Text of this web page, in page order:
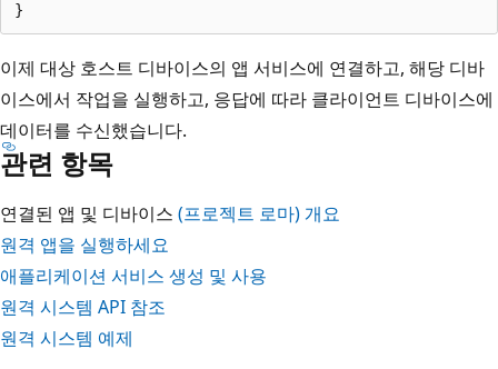
이제 대상 호스트 디바이스의 앱 서비스에 연결하고, 해당 디바
이스에서 작업을 실행하고, 응답에 따라 클라이언트 디바이스에
데이터를 수신했습니다.
관련 항목
연결된 앱 및 디바이스 (프로젝트 로마) 개요
원격 앱을 실행하세요
애플리케이션 서비스 생성 및 사용
원격 시스템 API 참조
원격 시스템 예제